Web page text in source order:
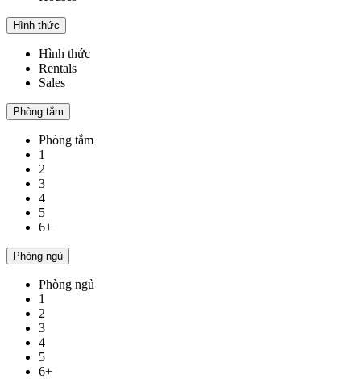
Hình thức
Hình thức
Rentals
Sales
Phòng tắm
Phòng tắm
1
2
3
4
5
6+
Phòng ngủ
Phòng ngủ
1
2
3
4
5
6+